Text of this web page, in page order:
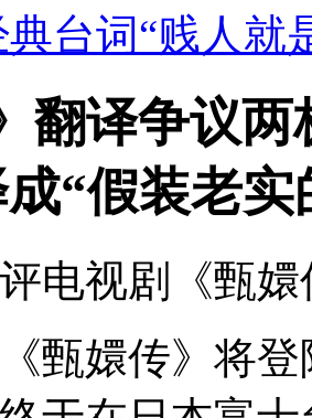
台词“贱人就
翻译争议
“假装老实
电视剧《甄
甄嬛传》将